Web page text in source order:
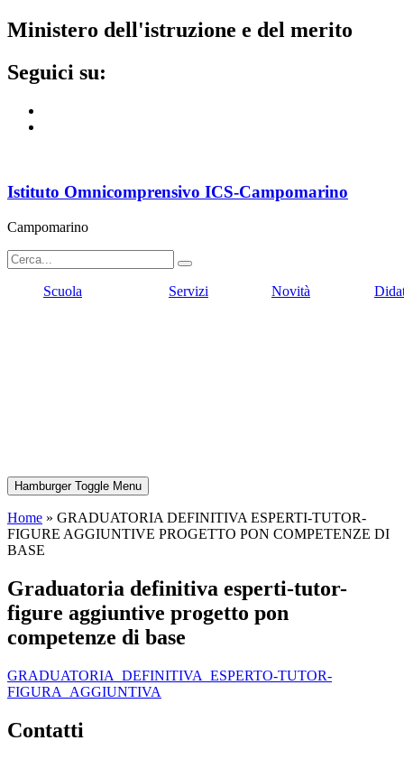
ministero dell'istruzione e del merito
seguici su:
Istituto Omnicomprensivo ICS-Campomarino
Campomarino
Scuola Servizi Novità
Hamburger Toggle Menu
Home » GRADUATORIA DEFINITIVA ESPERTI-TUTOR-
FIGURE AGGIUNTIVE PROGETTO PON COMPETENZE DI
BASE
graduatoria definitiva esperti-tutor-
figure aggiuntive progetto pon
competenze di base
GRADUATORIA_DEFINITIVA_ESPERTO-TUTOR-
FIGURA_AGGIUNTIVA
contatti